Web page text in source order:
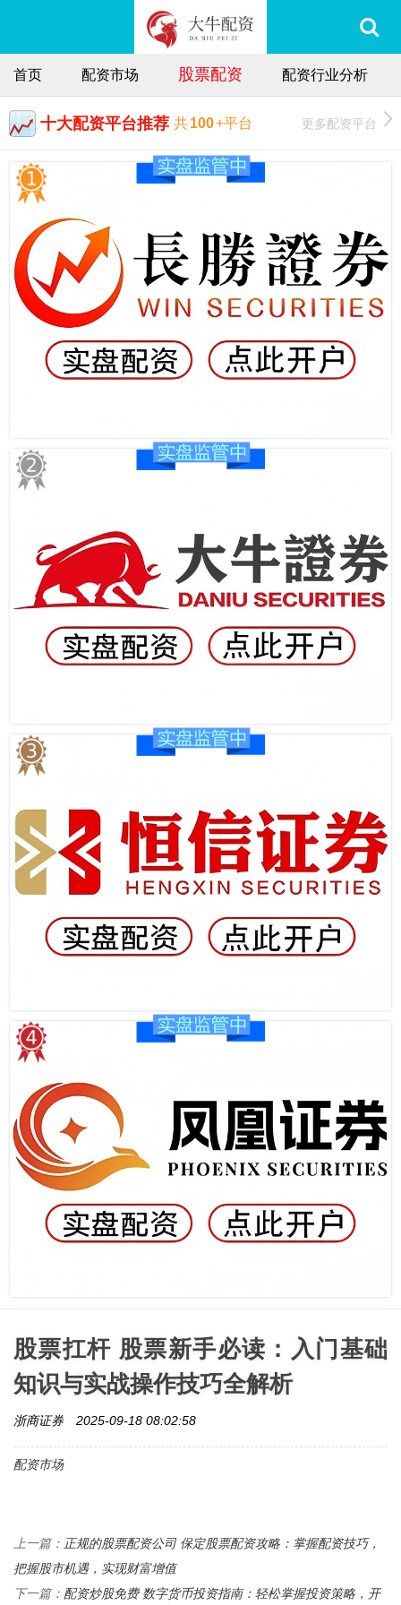
首页 配资市场 股票配资 配资行业分析
十大配资平台推荐 共100+平台 更多配资平台
股票扛杆 股票新手必读：入门基础
知识与实战操作技巧全解析
浙商证券 2025-09-18 08:02:58
配资市场
上一篇： 正规的股票配资公司 保定股票配资攻略：掌握配资技巧，
把握股市机遇，实现财富增值
下一篇： 配资炒股免费 数字货币投资指南：轻松掌握投资策略，开